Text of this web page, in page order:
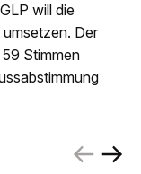
will die
Der
Stimmen